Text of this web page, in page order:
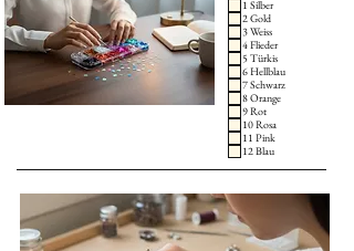
1 Silber
2 Gold
3 Weiss
4 Flieder
5 Türkis
6 Hellblau
7 Schwarz
8 Orange
9 Rot
10 Rosa
11 Pink
12 Blau